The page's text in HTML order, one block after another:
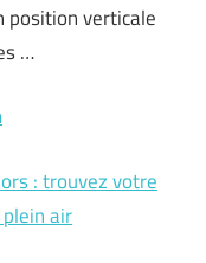
position verticale
…
: trouvez votre
air